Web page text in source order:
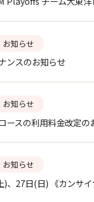
お知らせ
ンスのお知らせ
お知らせ
ースの利用料金改定の
お知らせ
)、27日(日) 《カンサ